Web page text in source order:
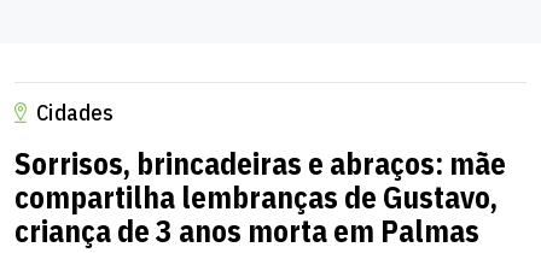
Cidades
Sorrisos, brincadeiras e abraços: mãe
compartilha lembranças de Gustavo,
criança de 3 anos morta em Palmas